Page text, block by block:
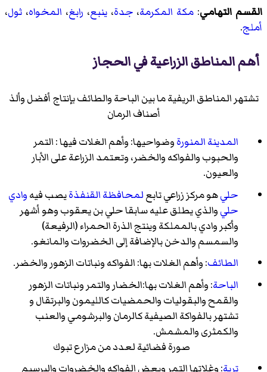
القسم التهامي: مكة المكرمة، جدة،ينبع، رابغ، المخواه، ثول،
أملج.
أهم المناطق الزراعية في الحجاز
تشتهر المناطق الريفية ما بين الباحة والطائف بإنتاج أفضل وألذ
أصناف الرمان
المدينة المنورةوضواحيها: وأهم الغلات فيها : التمر
والحبوب والفواكه والخضر، وتعتمد الزراعة على الأبار
والعيون.
حليهو مركز زراعي تابعلمحافظة القنفذةيصب فيهوادي
حليوالذي يطلق عليه سابقا حلي بن يعقوب وهو أشهر
وأكبر وادي بالمملكة وينتج الذرة الحمراء (الرفيعة)
والسمسم والدخن بالإضافة إلى الخضروات والمانغو.
الطائف: وأهم الغلات بها: الفواكه ونباتات الزهور والخضر.
الباحة: وأهم الغلات بها:الخضار والتمر ونباتات الزهور
والقمح والبقوليات والحمضيات كالليمون والبرتقال و
تشتهر بالفواكة الصيفية كالرمان والبرشومي والعنب
والكمثرى والمشمش.
صورة فضائية لعدد من مزارع تبوك
تربة: وغلاتها التمر وبعض الفواكه والخضروات والبرسيم